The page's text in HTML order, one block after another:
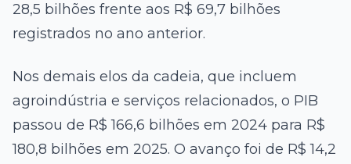
28,5 bilhões frente aos R$ 69,7 bilhões
registrados no ano anterior.
Nos demais elos da cadeia, que incluem
agroindústria e serviços relacionados, o PIB
passou de R$ 166,6 bilhões em 2024 para R$
180,8 bilhões em 2025. O avanço foi de R$ 14,2